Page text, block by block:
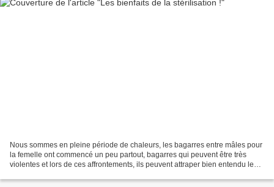
Nous sommes en pleine période de chaleurs, les bagarres entre mâles pour
la femelle ont commencé un peu partout, bagarres qui peuvent être très
violentes et lors de ces affrontements, ils peuvent attraper bien entendu le